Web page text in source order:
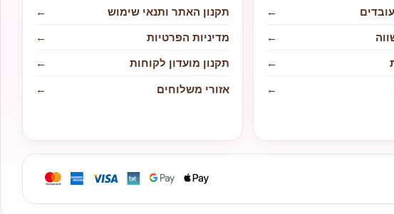
←
←
←
←
תקנון האתר ותנאי שימוש
←
מדיניות הפרטיות
←
תקנון מועדון לקוחות
←
אזורי משלוחים
←